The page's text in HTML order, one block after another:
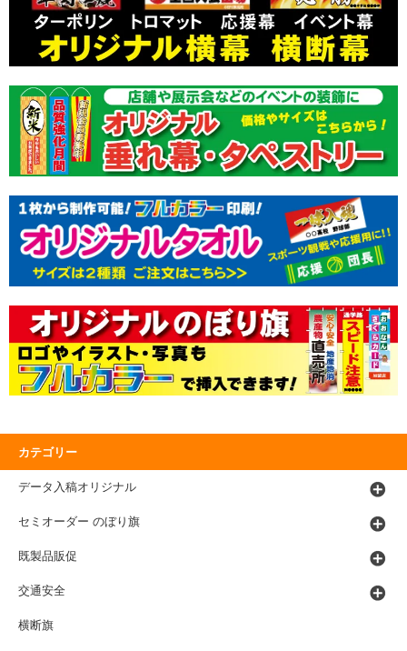
カテゴリー
データ入稿オリジナル
セミオーダー のぼり旗
既製品販促
交通安全
横断旗